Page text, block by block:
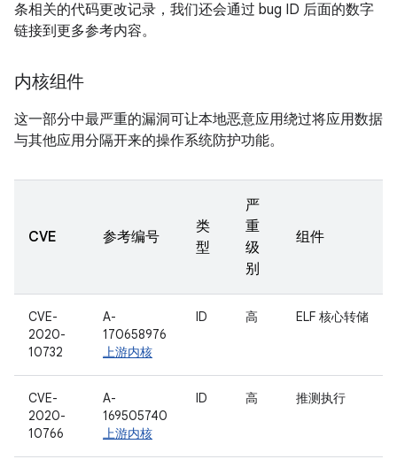
条相关的代码更改记录，我们还会通过 bug ID 后面的数字
链接到更多参考内容。
内核组件
这一部分中最严重的漏洞可让本地恶意应用绕过将应用数据
与其他应用分隔开来的操作系统防护功能。
CVE 参考编号
类
型
严
重
级
别
组件
CVE-
2020-
10732
A-
170658976
上游内核
ID 高 ELF 核心转储
CVE-
2020-
10766
A-
169505740
上游内核
ID 高 推测执行